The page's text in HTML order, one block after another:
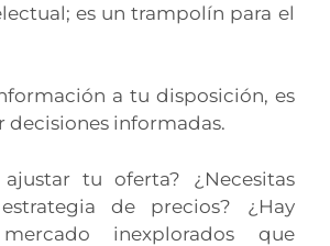
es un trampolín para el
a tu disposición, es
decisiones informadas.
tu oferta? ¿Necesitas
de precios? ¿Hay
inexplorados que